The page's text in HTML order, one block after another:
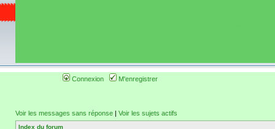
Connexion M'enregistrer
Voir les messages sans réponse | Voir les sujets actifs
Index du forum